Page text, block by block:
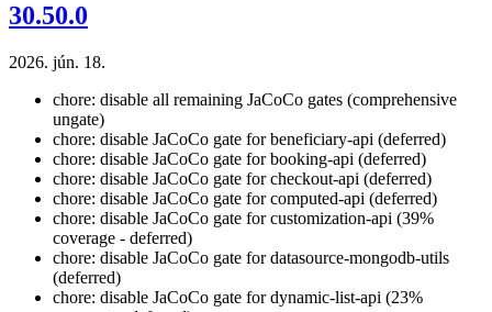
30.50.0
2026. jún. 18.
chore: disable all remaining JaCoCo gates (comprehensive
ungate)
chore: disable JaCoCo gate for beneficiary-api (deferred)
chore: disable JaCoCo gate for booking-api (deferred)
chore: disable JaCoCo gate for checkout-api (deferred)
chore: disable JaCoCo gate for computed-api (deferred)
chore: disable JaCoCo gate for customization-api (39%
coverage - deferred)
chore: disable JaCoCo gate for datasource-mongodb-utils
(deferred)
chore: disable JaCoCo gate for dynamic-list-api (23%